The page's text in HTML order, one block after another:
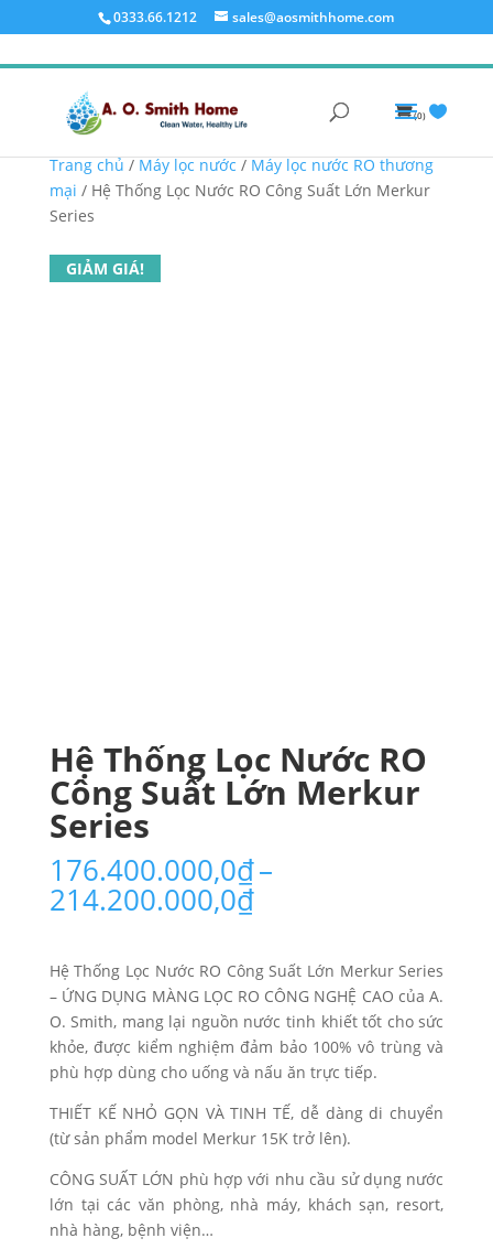
0333.66.1212 sales@aosmithhome.com
(0)
Trang chủ/Máy lọc nước/Máy lọc nước RO thương
mại / Hệ Thống Lọc Nước RO Công Suất Lớn Merkur
Series
GIẢM GIÁ!
Hệ Thống Lọc Nước RO
Công Suất Lớn Merkur
Series
176.400.000,0₫–
214.200.000,0₫Khoảng
176.400.000,0₫
đến
214.200.000,0₫
Hệ Thống Lọc Nước RO Công Suất Lớn Merkur Series
– ỨNG DỤNG MÀNG LỌC RO CÔNG NGHỆ CAO của A.
O. Smith, mang lại nguồn nước tinh khiết tốt cho sức
khỏe, được kiểm nghiệm đảm bảo 100% vô trùng và
phù hợp dùng cho uống và nấu ăn trực tiếp.
THIẾT KẾ NHỎ GỌN VÀ TINH TẾ, dễ dàng di chuyển
(từ sản phẩm model Merkur 15K trở lên).
CÔNG SUẤT LỚN phù hợp với nhu cầu sử dụng nước
lớn tại các văn phòng, nhà máy, khách sạn, resort,
nhà hàng, bệnh viện…